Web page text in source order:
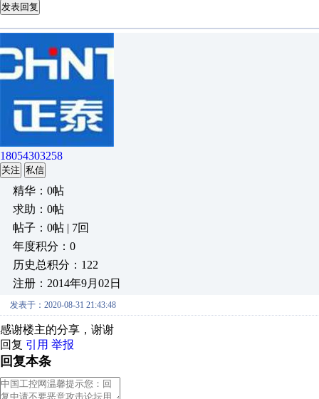
发表回复
18054303258
关注 私信
精华：0帖
求助：0帖
帖子：0帖 | 7回
年度积分：0
历史总积分：122
注册：2014年9月02日
发表于：2020-08-31 21:43:48
感谢楼主的分享，谢谢
回复 引用 举报
回复本条